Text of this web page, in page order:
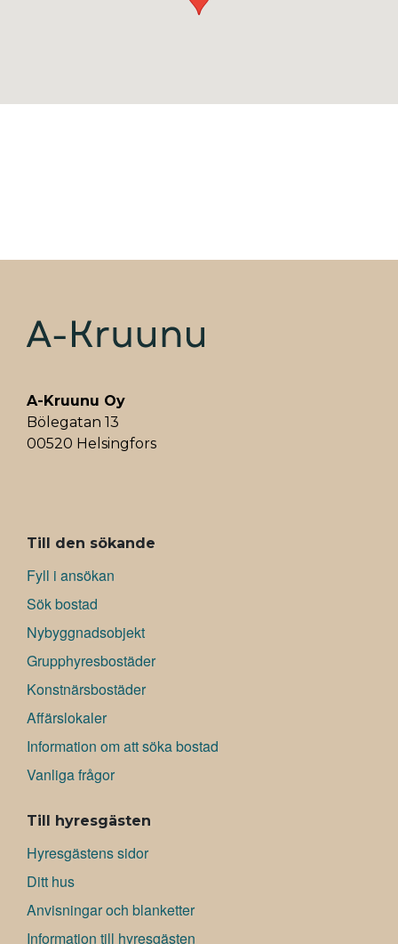
A-Kruunu Oy
Bölegatan 13
00520 Helsingfors
ALAVALIKKO
Till den sökande
Fyll i ansökan
Sök bostad
Nybyggnadsobjekt
Grupphyresbostäder
Konstnärsbostäder
Affärslokaler
Information om att söka bostad
Vanliga frågor
Till hyresgästen
Hyresgästens sidor
Ditt hus
Anvisningar och blanketter
Information till hyresgästen